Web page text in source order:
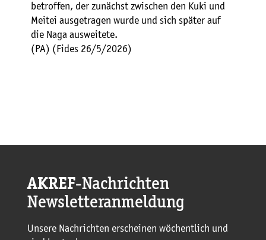
betroffen, der zunächst zwischen den Kuki und
Meitei ausgetragen wurde und sich später auf
die Naga ausweitete.
(PA) (Fides 26/5/2026)
AKREF-Nachrichten
Newsletteranmeldung
Unsere Nachrichten erscheinen wöchentlich und